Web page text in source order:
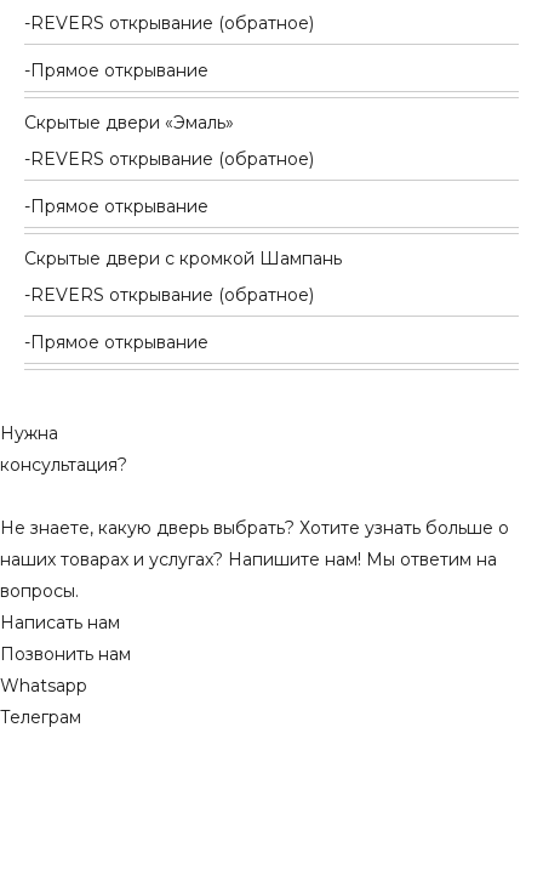
REVERS открывание (обратное)
Прямое открывание
Скрытые двери «Эмаль»
REVERS открывание (обратное)
Прямое открывание
Скрытые двери с кромкой Шампань
REVERS открывание (обратное)
Прямое открывание
Нужна
консультация?
Не знаете, какую дверь выбрать? Хотите узнать больше о
наших товарах и услугах? Напишите нам! Мы ответим на
вопросы.
Написать нам
Позвонить нам
Whatsapp
Телеграм